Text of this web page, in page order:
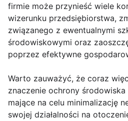
firmie może przynieść wiele
wizerunku przedsiębiorstwa,
związanego z ewentualnymi
środowiskowymi oraz
poprzez efektywne
Warto zauważyć, że coraz
znaczenie ochrony środowiska
mające na celu minimalizację
swojej działalności na